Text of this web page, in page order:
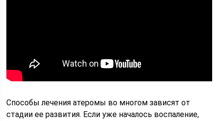
Способы лечения атеромы во многом зависят от
стадии ее развития. Если уже началось воспаление,